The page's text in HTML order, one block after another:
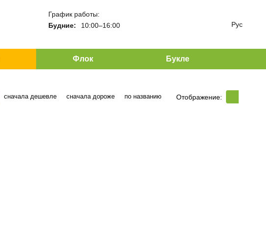
График работы:
Будние:
10:00–16:00 Рус
Флок Букле
сначала дешевле сначала дороже по названию Отображение: